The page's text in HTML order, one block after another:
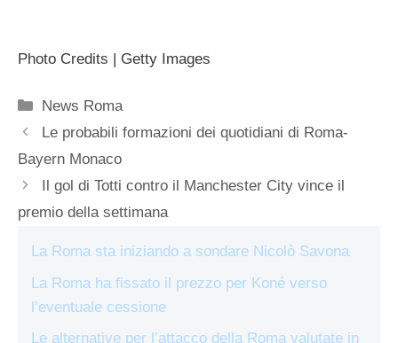
Photo Credits | Getty Images
Categorie
News Roma
Le probabili formazioni dei quotidiani di Roma-
Bayern Monaco
Il gol di Totti contro il Manchester City vince il
premio della settimana
La Roma sta iniziando a sondare Nicolò Savona
La Roma ha fissato il prezzo per Koné verso
l’eventuale cessione
Le alternative per l’attacco della Roma valutate in